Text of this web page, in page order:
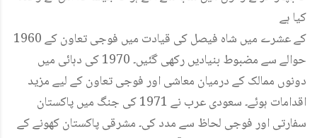
کیا ہے
1960 کے عشرے میں شاہ فیصل کی قیادت میں فوجی تعاون کے
حوالے سے مضبوط بنیادیں رکھی گئیں۔ 1970 کی دہائی میں
دونوں ممالک کے درمیان معاشی اور فوجی تعاون کے لیے مزید
اقدامات ہوئے۔ سعودی عرب نے 1971 کی جنگ میں پاکستان
سفارتی اور فوجی لحاظ سے مدد کی۔ مشرقی پاکستان کھونے کے